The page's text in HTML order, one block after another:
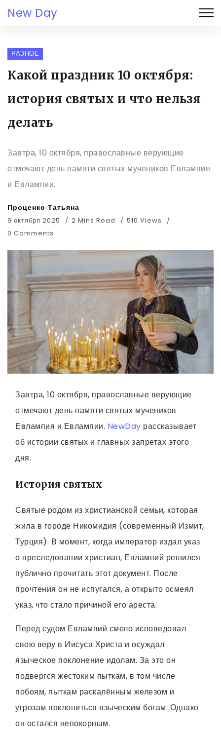
New Day
РАЗНОЕ
Какой праздник 10 октября:
история святых и что нельзя
делать
Завтра, 10 октября, православные верующие
отмечают день памяти святых мучеников Евлампия
и Евлампии.
Проценко Татьяна
9 октября 2025 2 Mins Read
510 Views
0 Comments
Завтра, 10 октября, православные верующие
отмечают день памяти святых мучеников
Евлампия и Евлампии. NewDay рассказывает
об истории святых и главных запретах этого
дня.
История святых
Святые родом из христианской семьи, которая
жила в городе Никомидия (современный Измит,
Турция). В момент, когда император издал указ
о преследовании христиан, Евлампий решился
публично прочитать этот документ. После
прочтения он не испугался, а открыто осмеял
указ, что стало причиной его ареста.
Перед судом Евлампий смело исповедовал
свою веру в Иисуса Христа и осуждал
языческое поклонение идолам. За это он
подвергся жестоким пыткам, в том числе
побоям, пыткам раскалённым железом и
угрозам поклониться языческим богам. Однако
он остался непокорным.